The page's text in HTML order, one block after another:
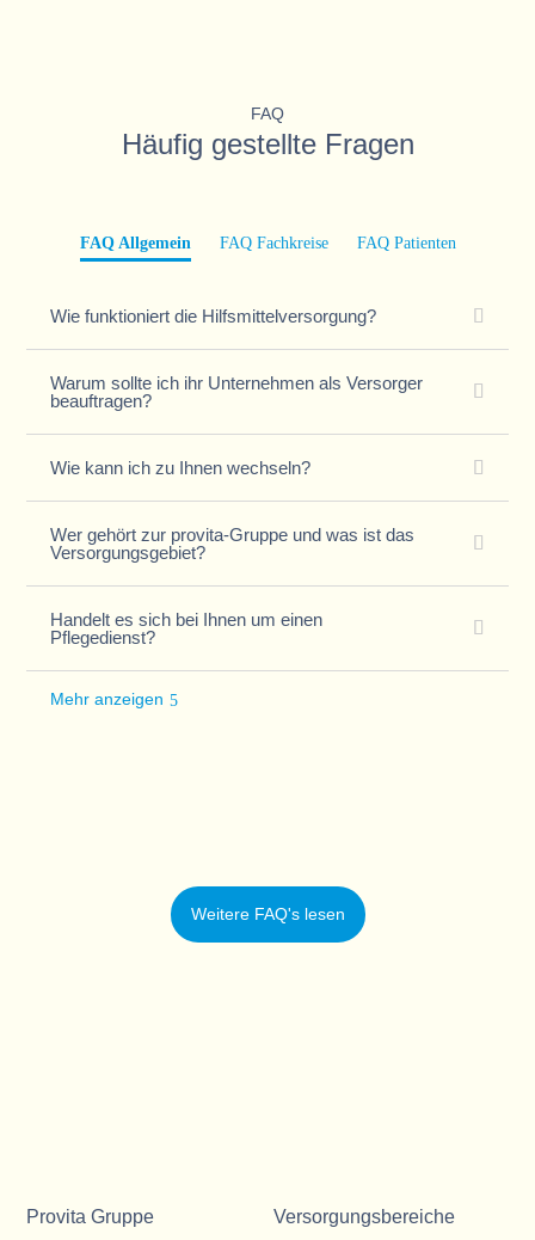
FAQ
Häufig gestellte Fragen
FAQ Allgemein FAQ Fachkreise FAQ Patienten
Wie funktioniert die Hilfsmittelversorgung?
Warum sollte ich ihr Unternehmen als Versorger
beauftragen?
Wie kann ich zu Ihnen wechseln?
Wer gehört zur provita-Gruppe und was ist das
Versorgungsgebiet?
Handelt es sich bei Ihnen um einen
Pflegedienst?
Mehr anzeigen
Weitere FAQ's lesen
Provita Gruppe Versorgungsbereiche